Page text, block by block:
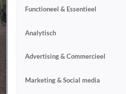
Functioneel & Essentieel
Analytisch
Advertising & Commercieel
Marketing & Social media